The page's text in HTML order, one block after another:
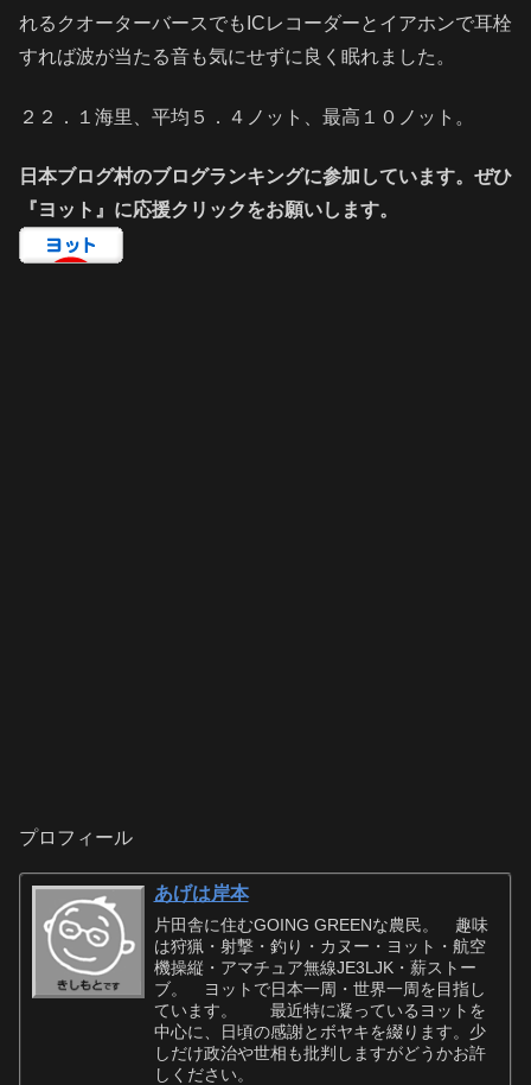
れるクオーターバースでもICレコーダーとイアホンで耳栓
すれば波が当たる音も気にせずに良く眠れました。
２２．１海里、平均５．４ノット、最高１０ノット。
日本ブログ村のブログランキングに参加しています。ぜひ
『ヨット』に応援クリックをお願いします。
プロフィール
あげは岸本
片田舎に住むGOING GREENな農民。 趣味
は狩猟・射撃・釣り・カヌー・ヨット・航空
機操縦・アマチュア無線JE3LJK・薪ストー
ブ。 ヨットで日本一周・世界一周を目指し
ています。 最近特に凝っているヨットを
中心に、日頃の感謝とボヤキを綴ります。少
しだけ政治や世相も批判しますがどうかお許
しください。